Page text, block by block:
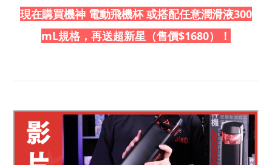
現在購買機神 電動飛機杯 或搭配任意潤滑液300
mL規格，再送超新星 （售價$1680）！